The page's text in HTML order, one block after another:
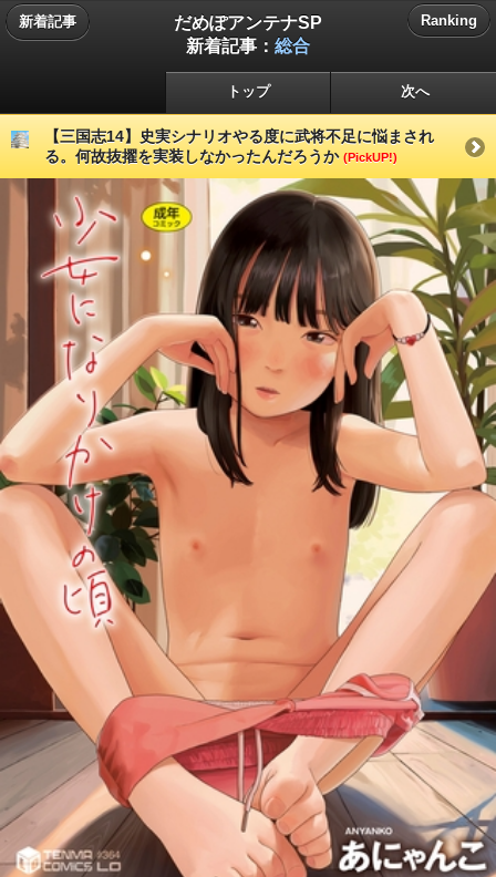
新着記事
だめぽアンテナSP
新着記事： 総合
Ranking
トップ 次へ
【三国志14】史実シナリオやる度に武将不足に悩まされ
る。何故抜擢を実装しなかったんだろうか (PickUP!)